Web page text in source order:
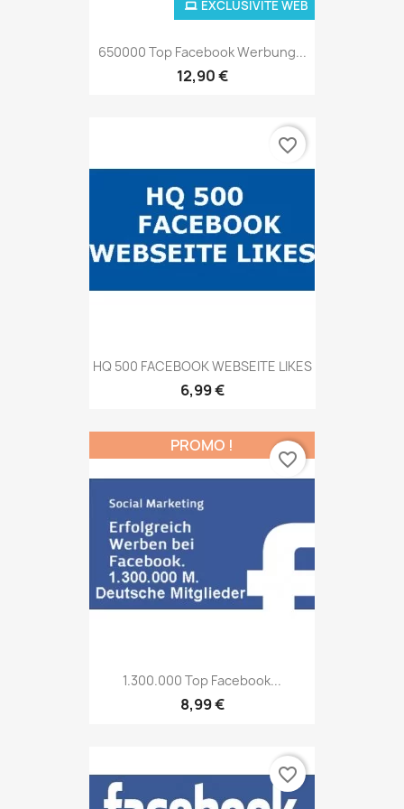
650000 Top Facebook Werbung...
12,90 €
EXCLUSIVITÉ WEB
HQ 500 FACEBOOK WEBSEITE LIKES
6,99 €
favorite_border
1.300.000 Top Facebook...
8,99 €
PROMO !
favorite_border
favorite_border